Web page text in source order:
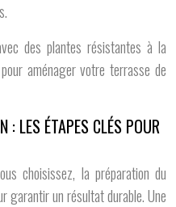
des plantes résistantes à la
aménager votre terrasse de
: LES ÉTAPES CLÉS POUR
choisissez, la préparation du
garantir un résultat durable. Une